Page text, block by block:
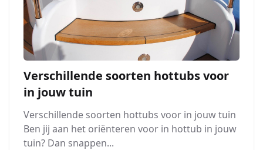
Verschillende soorten hottubs voor
in jouw tuin
Verschillende soorten hottubs voor in jouw tuin
Ben jij aan het oriënteren voor in hottub in jouw
tuin? Dan snappen...